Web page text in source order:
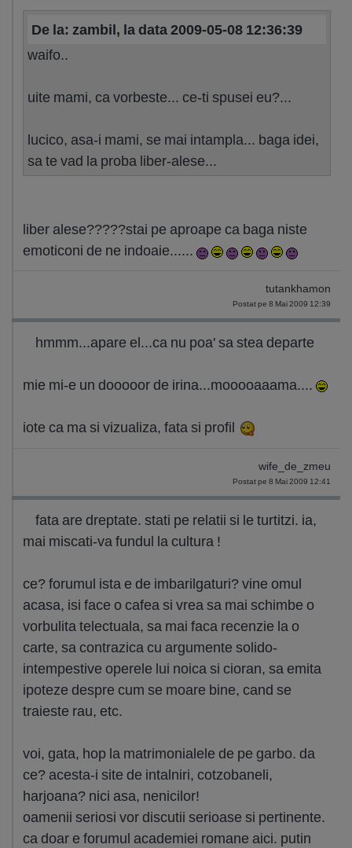
De la: zambil, la data 2009-05-08 12:36:39
waifo..
uite mami, ca vorbeste... ce-ti spusei eu?...
lucico, asa-i mami, se mai intampla... baga idei,
sa te vad la proba liber-alese...
liber alese?????stai pe aproape ca baga niste
emoticoni de ne indoaie......
tutankhamon
Postat pe 8 Mai 2009 12:39
hmmm...apare el...ca nu poa' sa stea departe
mie mi-e un dooooor de irina...mooooaaama....
iote ca ma si vizualiza, fata si profil
wife_de_zmeu
Postat pe 8 Mai 2009 12:41
fata are dreptate. stati pe relatii si le turtitzi. ia,
mai miscati-va fundul la cultura !
ce? forumul ista e de imbarilgaturi? vine omul
acasa, isi face o cafea si vrea sa mai schimbe o
vorbulita telectuala, sa mai faca recenzie la o
carte, sa contrazica cu argumente solido-
intempestive operele lui noica si cioran, sa emita
ipoteze despre cum se moare bine, cand se
traieste rau, etc.
voi, gata, hop la matrimonialele de pe garbo. da
ce? acesta-i site de intalniri, cotzobaneli,
harjoana? nici asa, nenicilor!
oamenii seriosi vor discutii serioase si pertinente.
ca doar e forumul academiei romane aici. putin